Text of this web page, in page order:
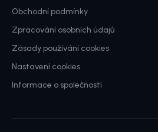
Obchodní podmínky
Zpracování osobních údajů
Zásady používání cookies
Nastavení cookies
Informace o společnosti